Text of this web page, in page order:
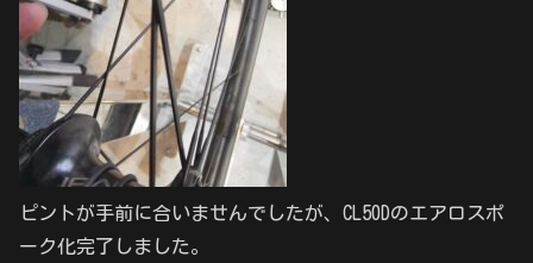
ピントが手前に合いませんでしたが、CL50Dのエアロスポ
ーク化完了しました。